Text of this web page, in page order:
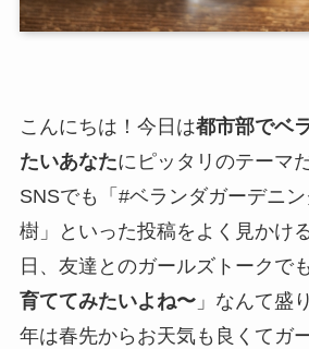
こんにちは！今日は都市部でベ
たいあなたにピッタリのテーマ
SNSでも「#ベランダガーデニ
樹」といった投稿をよく見かけ
日、友達とのガールズトークで
育ててみたいよね〜」なんて盛
年は春先からお天気も良くてガ